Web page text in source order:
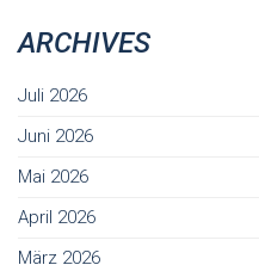
ARCHIVES
Juli 2026
Juni 2026
Mai 2026
April 2026
März 2026